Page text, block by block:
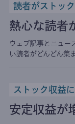
読者がストック
熱心な読者
ウェブ記事とニュー
い読者がどんどん集
ストック収益に
安定収益が